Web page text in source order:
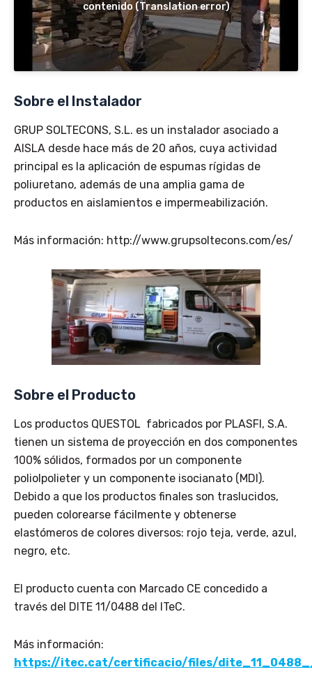
contenido (Translation error)
Sobre el Instalador
GRUP SOLTECONS, S.L. es un instalador asociado a
AISLA desde hace más de 20 años, cuya actividad
principal es la aplicación de espumas rígidas de
poliuretano, además de una amplia gama de
productos en aislamientos e impermeabilización.
Más información: http://www.grupsoltecons.com/es/
Sobre el Producto
Los productos QUESTOL fabricados por PLASFI, S.A.
tienen un sistema de proyección en dos componentes
100% sólidos, formados por un componente
poliolpolieter y un componente isocianato (MDI).
Debido a que los productos finales son traslucidos,
pueden colorearse fácilmente y obtenerse
elastómeros de colores diversos: rojo teja, verde, azul,
negro, etc.
El producto cuenta con Marcado CE concedido a
través del DITE 11/0488 del ITeC.
Más información:
https://itec.cat/certificacio/files/